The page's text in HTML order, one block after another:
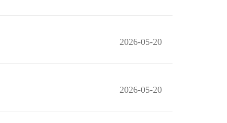
2026-05-20
2026-05-20